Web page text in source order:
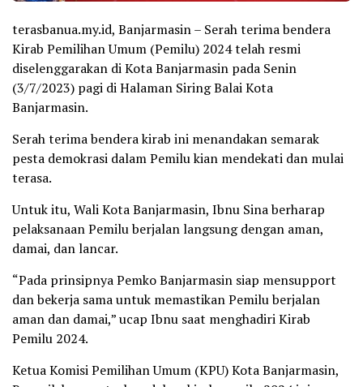
terasbanua.my.id, Banjarmasin – Serah terima bendera
Kirab Pemilihan Umum (Pemilu) 2024 telah resmi
diselenggarakan di Kota Banjarmasin pada Senin
(3/7/2023) pagi di Halaman Siring Balai Kota
Banjarmasin.
Serah terima bendera kirab ini menandakan semarak
pesta demokrasi dalam Pemilu kian mendekati dan mulai
terasa.
Untuk itu, Wali Kota Banjarmasin, Ibnu Sina berharap
pelaksanaan Pemilu berjalan langsung dengan aman,
damai, dan lancar.
“Pada prinsipnya Pemko Banjarmasin siap mensupport
dan bekerja sama untuk memastikan Pemilu berjalan
aman dan damai,” ucap Ibnu saat menghadiri Kirab
Pemilu 2024.
Ketua Komisi Pemilihan Umum (KPU) Kota Banjarmasin,